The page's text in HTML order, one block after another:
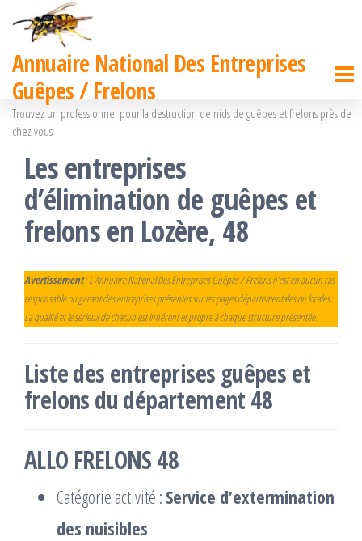
Passer
contenu
Annuaire National Des Entreprises
Guêpes / Frelons
Trouvez un professionnel pour la destruction de nids de guêpes et frelons près de
chez vous
Les entreprises
d’élimination de guêpes et
frelons en Lozère, 48
Avertissement: L’Annuaire National Des Entreprises Guêpes / Frelons n’est en aucun cas
responsable ou garant des entreprises présentes sur les pages départementales ou locales.
La qualité et le sérieux de chacun est inhérent et propre à chaque structure présentée.
Liste des entreprises guêpes et
frelons du département 48
ALLO FRELONS 48
Catégorie activité : Service d’extermination
des nuisibles